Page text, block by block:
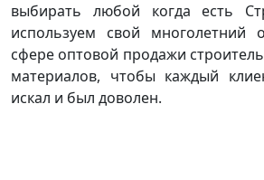
выбирать любой когда есть
используем свой
сфере оптовой продажи
материалов, чтобы каждый
искал и был доволен.